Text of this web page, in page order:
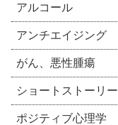
アルコール
アンチエイジング
がん、悪性腫瘍
ショートストーリー
ポジティブ心理学